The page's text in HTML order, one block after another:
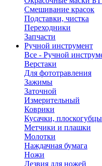
Смешивание красок
Подставки, чистка
Переходники
Запчасти
Ручной инструмент
Все - Ручной
Верстаки
Для фототравления
Зажимы
Заточной
Измерительный
Коврики
Кусачки, плоскогубцы
Метчики и плашки
Молотки
Наждачная бумага
Ножи
Лезвия для ножей